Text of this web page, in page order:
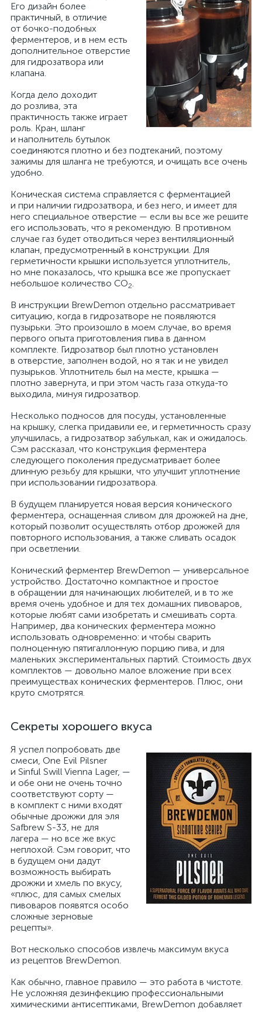
Его дизайн более
практичный, в отличие
от бочко-подобных
ферментеров, и в нем есть
дополнительное отверстие
для гидрозатвора или
клапана.
Когда дело доходит
до розлива, эта
практичность также играет
роль. Кран, шланг
и наполнитель бутылок
соединяются плотно и без подтеканий, поэтому
зажимы для шланга не требуются, и очищать все очень
удобно.
Коническая система справляется с ферментацией
и при наличии гидрозатвора, и без него, и имеет для
него специальное отверстие — если вы все же решите
его использовать, что я рекомендую. В противном
случае газ будет отводиться через вентиляционный
клапан, предусмотренный в конструкции. Для
герметичности крышки используется уплотнитель,
но мне показалось, что крышка все же пропускает
небольшое количество CO2.
В инструкции BrewDemon отдельно рассматривает
ситуацию, когда в гидрозатворе не появляются
пузырьки. Это произошло в моем случае, во время
первого опыта приготовления пива в данном
комплекте. Гидрозатвор был плотно установлен
в отверстие, заполнен водой, но я так и не увидел
пузырьков. Уплотнитель был на месте, крышка —
плотно завернута, и при этом часть газа откуда-то
выходила, минуя гидрозатвор.
Несколько подносов для посуды, установленные
на крышку, слегка придавили ее, и герметичность сразу
улучшилась, а гидрозатвор забулькал, как и ожидалось.
Сэм рассказал, что конструкция ферментера
следующего поколения предусматривает более
длинную резьбу для крышки, что улучшит уплотнение
при использовании гидрозатвора.
В будущем планируется новая версия конического
ферментера, оснащенная сливом для дрожжей на дне,
который позволит осуществлять отбор дрожжей для
повторного использования, а также сливать осадок
при осветлении.
Конический ферментер BrewDemon — универсальное
устройство. Достаточно компактное и простое
в обращении для начинающих любителей, и в то же
время очень удобное и для тех домашних пивоваров,
которые любят сами изобретать и смешивать сорта.
Например, два конических ферментера можно
использовать одновременно: и чтобы сварить
полноценную пятигаллонную порцию пива, и для
маленьких экспериментальных партий. Стоимость двух
комплектов — довольно малое вложение при всех
преимуществах конических ферментеров. Плюс, они
круто смотрятся.
Секреты хорошего вкуса
Я успел попробовать две
смеси, One Evil Pilsner
и Sinful Swill Vienna Lager, —
и обе они не очень точно
соответствуют сорту —
в комплект с ними входят
обычные дрожжи для эля
Safbrew S-33, не для
лагера — но все же вкус
неплохой. Сэм говорит, что
в будущем они дадут
возможность выбирать
дрожжи и хмель по вкусу,
«плюс, для самых смелых
пивоваров появятся особо
сложные зерновые
рецепты».
Вот несколько способов извлечь максимум вкуса
из рецептов BrewDemon.
Как обычно, главное правило — это работа в чистоте.
Не усложняя дезинфекцию профессиональными
химическими антисептиками, BrewDemon добавляет